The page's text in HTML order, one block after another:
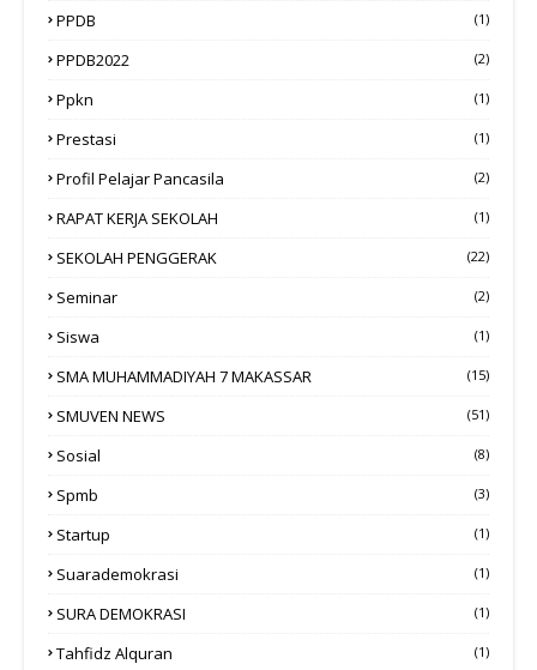
PPDB (1)
PPDB2022 (2)
Ppkn (1)
Prestasi (1)
Profil Pelajar Pancasila (2)
RAPAT KERJA SEKOLAH (1)
SEKOLAH PENGGERAK (22)
Seminar (2)
Siswa (1)
SMA MUHAMMADIYAH 7 MAKASSAR (15)
SMUVEN NEWS (51)
Sosial (8)
Spmb (3)
Startup (1)
Suarademokrasi (1)
SURA DEMOKRASI (1)
Tahfidz Alquran (1)